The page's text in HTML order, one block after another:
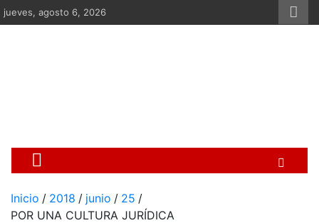
Saltar
al
jueves, agosto 6, 2026
Inicio 2018 junio
25
POR UNA CULTURA JURÍDICA